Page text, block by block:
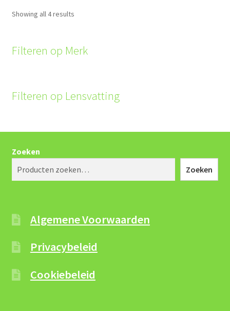
Showing all 4 results
Filteren op Merk
Filteren op Lensvatting
Zoeken
Zoeken
Algemene Voorwaarden
Privacybeleid
Cookiebeleid